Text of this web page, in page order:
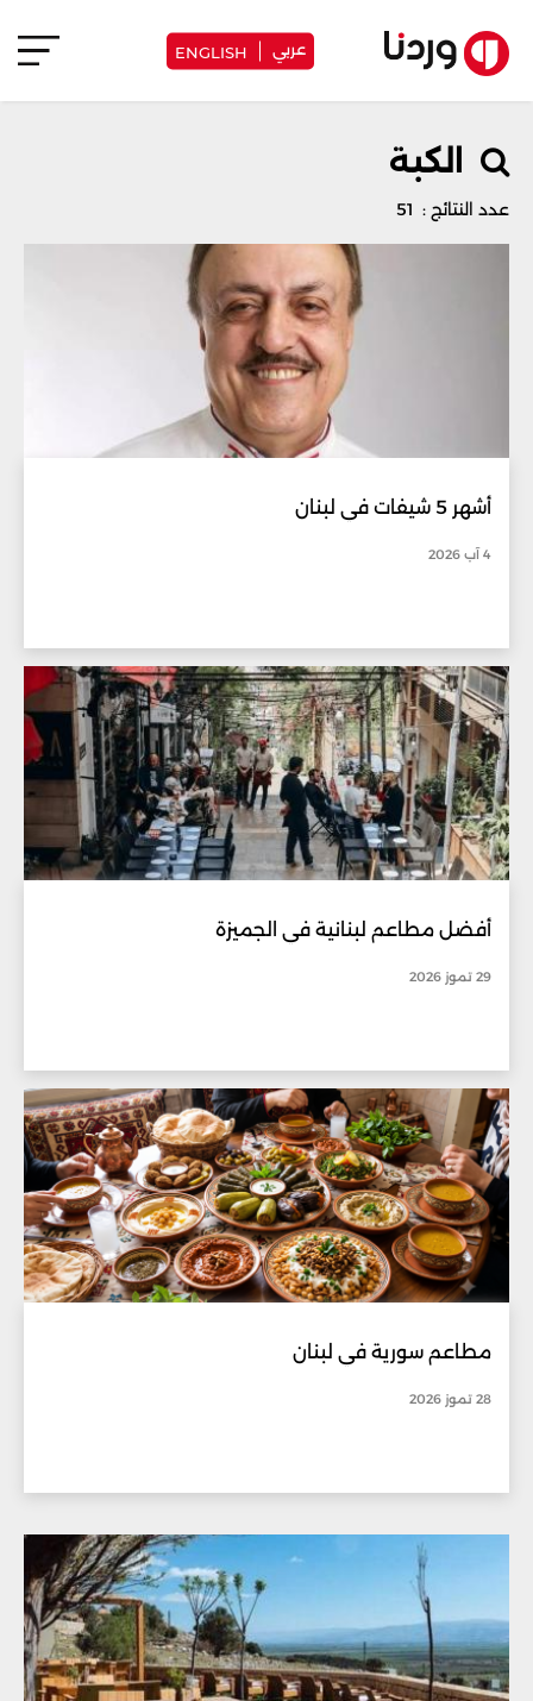
عربي ENGLISH
الكبة
عدد النتائج : 51
أشهر 5 شيفات في لبنان
4 آب 2026
أفضل مطاعم لبنانية في الجميزة
29 تموز 2026
مطاعم سورية في لبنان
28 تموز 2026